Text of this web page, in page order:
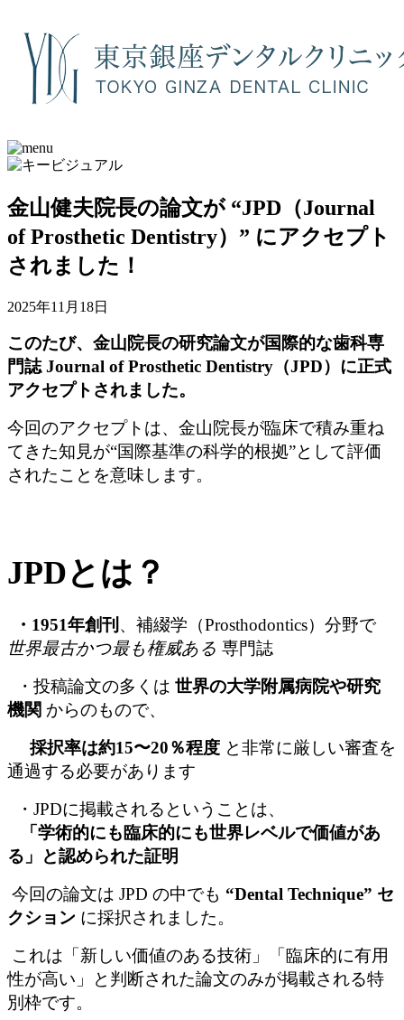
金山健夫院長の論文が “JPD（Journal
of Prosthetic Dentistry）” にアクセプト
されました！
2025年11月18日
このたび、金山院長の研究論文が国際的な歯科専
門誌 Journal of Prosthetic Dentistry（JPD）に正式
アクセプトされました。
今回のアクセプトは、金山院長が臨床で積み重ね
てきた知見が“国際基準の科学的根拠”として評価
されたことを意味します。
JPDとは？
・1951年創刊 、補綴学（Prosthodontics）分野で
世界最古かつ最も権威ある 専門誌
・投稿論文の多くは 世界の大学附属病院や研究
機関 からのもので、
採択率は約15〜20％程度 と非常に厳しい審査を
通過する必要があります
・JPDに掲載されるということは、
「学術的にも臨床的にも世界レベルで価値があ
る」と認められた証明
今回の論文は JPD の中でも “Dental Technique” セ
クション に採択されました。
これは「新しい価値のある技術」「臨床的に有用
性が高い」と判断された論文のみが掲載される特
別枠です。